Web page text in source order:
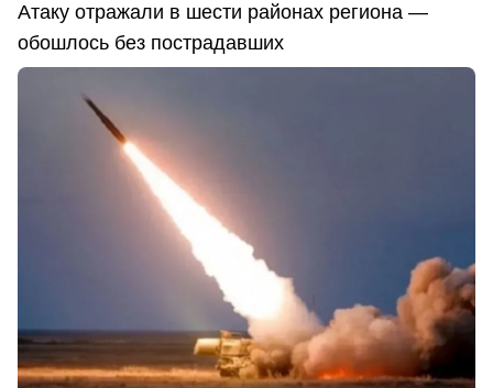
Атаку отражали в шести районах региона —
обошлось без пострадавших